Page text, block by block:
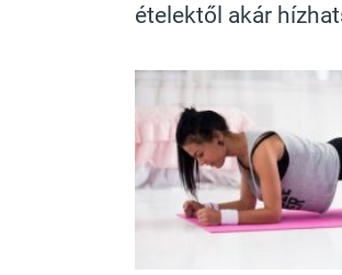
ételektől akár